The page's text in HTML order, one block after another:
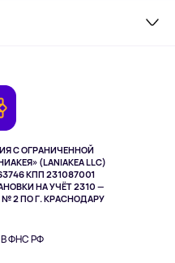
С ОГРАНИЧЕННОЙ
(LANIAKEA LLC)
КПП 231087001
НА УЧЁТ 2310 —
2 ПО Г. КРАСНОДАРУ
ФНС РФ